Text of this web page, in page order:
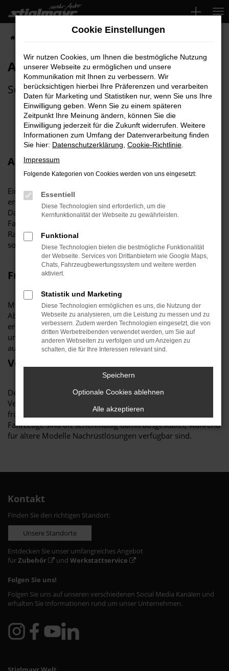
Zum
Hauptinhalt
springen
Abbiegeassistent
Schutz beim Abbiegen
Abbiegeassistent
Ein Abbiegeassistent ist ein Fahrerassistenzsystem, das
entwickelt wurde, um Unfälle beim Abbiegen zu verhindern.
Das System überwacht die Bereiche neben und hinter dem
Fahrzeug, in denen sich andere Verkehrsteilnehmer, wie
Radfahrer oder Fußgänger, befinden könnten – oft im
sogenannten „toten Winkel“.
Funktionsweise
Mittels Sensoren, Kameras oder Radartechnik erkennt der
Abbiegeassistent potenzielle Gefahren. Sobald eine Gefahr
erkannt wird, warnt das System den Fahrer durch akustische
und optische Signale. Einige Systeme können sogar
automatisch bremsen, um Kollisionen zu vermeiden.
Vorteile und Nutzen
Der Abbiegeassistent erhöht besonders im innerstädtischen
Verkehr die Sicherheit erheblich, da er kritische Situationen
frühzeitig erkennt und den Fahrer unterstützt. Moderne
Fahrzeuge sind oft serienmäßig damit ausgestattet, während
für ältere Modelle Nachrüstlösungen verfügbar sind.
Kontakt
Finden Sie den richtigen Standort:
Unsere Standorte
Entdecken Sie unser umfangreiches Angebot
fürZubehör und Werkstattservice
Folgen Sie uns!
Folgen Sie uns auf unseren verschiedenen Social Media Kanälen und
erhalten Sie Informationen rund um unser Unternehmen.
Cookie Einstellungen
Wir nutzen Cookies, um Ihnen die bestmögliche Nutzung
unserer Webseite zu ermöglichen und unsere
Kommunikation mit Ihnen zu verbessern. Wir
berücksichtigen hierbei Ihre Präferenzen und verarbeiten
Daten für Marketing und Statistiken nur, wenn Sie uns Ihre
Einwilligung geben. Wenn Sie zu einem späteren
Zeitpunkt Ihre Meinung ändern, können Sie die
Einwilligung jederzeit für die Zukunft widerrufen. Weitere
Informationen zum Umfang der Datenverarbeitung finden
Sie hier: Datenschutzerklärung Cookie-Richtlinie
Impressum
Folgende Kategorien von Cookies werden von uns eingesetzt:
Essentiell
Diese Technologien sind erforderlich, um die
Kernfunktionalität der Webseite zu gewährleisten.
Funktional
Diese Technologien bieten die bestmögliche Funktionalität
der Webseite. Services von Drittanbietern wie Google Maps,
Chats, Fahrzeugbewertungssystem und weitere werden
aktiviert.
Statistik und Marketing
Diese Technologien ermöglichen es uns, die Nutzung der
Webseite zu analysieren, um die Leistung zu messen und zu
verbessern. Zudem werden Technologien eingesetzt, die von
dritten Werbetreibenden verwendet werden, um Sie auf
anderen Webseiten zu verfolgen und um Anzeigen zu
schalten, die für Ihre Interessen relevant sind.
Speichern
Optionale Cookies ablehnen
Alle akzeptieren